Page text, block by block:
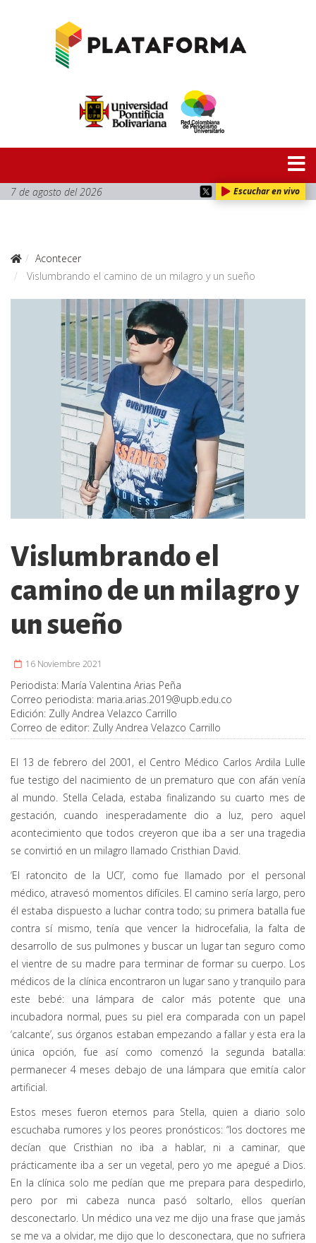
7 de agosto del 2026 Escuchar en vivo
Acontecer
Vislumbrando el camino de un milagro y un sueño
Vislumbrando el
camino de un milagro y
un sueño
16 Noviembre 2021
Periodista: María Valentina Arias Peña
Correo periodista: maria.arias.2019@upb.edu.co
Edición: Zully Andrea Velazco Carrillo
Correo de editor: Zully Andrea Velazco Carrillo
El 13 de febrero del 2001, el Centro Médico Carlos Ardila Lulle
fue testigo del nacimiento de un prematuro que con afán venía
al mundo. Stella Celada, estaba finalizando su cuarto mes de
gestación, cuando inesperadamente dio a luz, pero aquel
acontecimiento que todos creyeron que iba a ser una tragedia
se convirtió en un milagro llamado Cristhian David.
‘El ratoncito de la UCI’, como fue llamado por el personal
médico, atravesó momentos difíciles. El camino sería largo, pero
él estaba dispuesto a luchar contra todo; su primera batalla fue
contra sí mismo, tenía que vencer la hidrocefalia, la falta de
desarrollo de sus pulmones y buscar un lugar tan seguro como
el vientre de su madre para terminar de formar su cuerpo. Los
médicos de la clínica encontraron un lugar sano y tranquilo para
este bebé: una lámpara de calor más potente que una
incubadora normal, pues su piel era comparada con un papel
‘calcante’, sus órganos estaban empezando a fallar y esta era la
única opción, fue así como comenzó la segunda batalla:
permanecer 4 meses debajo de una lámpara que emitía calor
artificial.
Estos meses fueron eternos para Stella, quien a diario solo
escuchaba rumores y los peores pronósticos: “los doctores me
decían que Cristhian no iba a hablar, ni a caminar, que
prácticamente iba a ser un vegetal, pero yo me apegué a Dios.
En la clínica solo me pedían que me prepara para despedirlo,
pero por mi cabeza nunca pasó soltarlo, ellos querían
desconectarlo. Un médico una vez me dijo una frase que jamás
se me va a olvidar, me dijo que lo desconectara, que no sufriera